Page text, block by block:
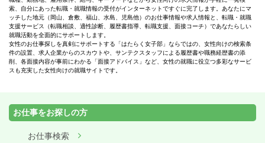
索、自分にあった転職・就職情報の受付がインターネットですぐに完了します。あなたにマ
ッチした地元（岡山、倉敷、福山、水島、児島他）のお仕事情報や求人情報と、転職・就職
支援サービス（転職相談、適性診断、履歴書指導、転職支援、面接コーチ）であなたらしい
就職活動を全面的にサポートします。
女性のお仕事探しを真剣にサポートする「はたらく女子部」ならではの、女性向けの検索条
件の設置、求人企業からのスカウトや、サンテクスタッフによる履歴書や職務経歴書の添
削、各面接内容が事前にわかる「面接アドバイス」など、女性の就職に役立つ多彩なサービ
スも充実した女性向けの就職サイトです。
お仕事をお探しの方
お仕事検索